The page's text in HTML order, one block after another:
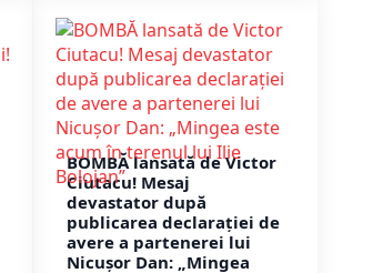
BOMBĂ lansată de Victor
Ciutacu! Mesaj
devastator după
publicarea declarației de
avere a partenerei lui
Nicușor Dan: „Mingea